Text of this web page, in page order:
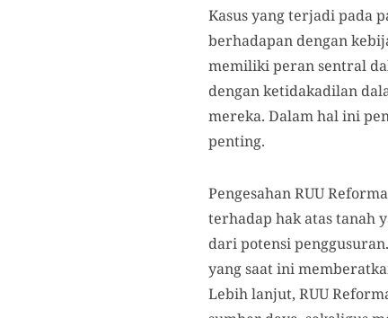
Kasus yang terjadi pada
berhadapan dengan
memiliki peran sentral
dengan ketidakadilan
mereka. Dalam hal ini
penting.
Pengesahan RUU
terhadap hak atas tanah
dari potensi
yang saat ini
Lebih lanjut, RUU